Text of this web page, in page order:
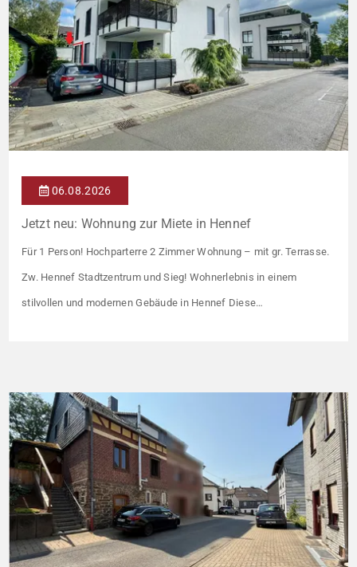
06.08.2026
Jetzt neu: Wohnung zur Miete in Hennef
Für 1 Person! Hochparterre 2 Zimmer Wohnung – mit gr. Terrasse.
Zw. Hennef Stadtzentrum und Sieg! Wohnerlebnis in einem
stilvollen und modernen Gebäude in Hennef Diese
Bodentiefe, dreifach verglaste Fensterfronten Fußbodenheizung
Modern gefliestes Badezimmer mit großem Handtuchheizkörper
Beheizung über eine […]